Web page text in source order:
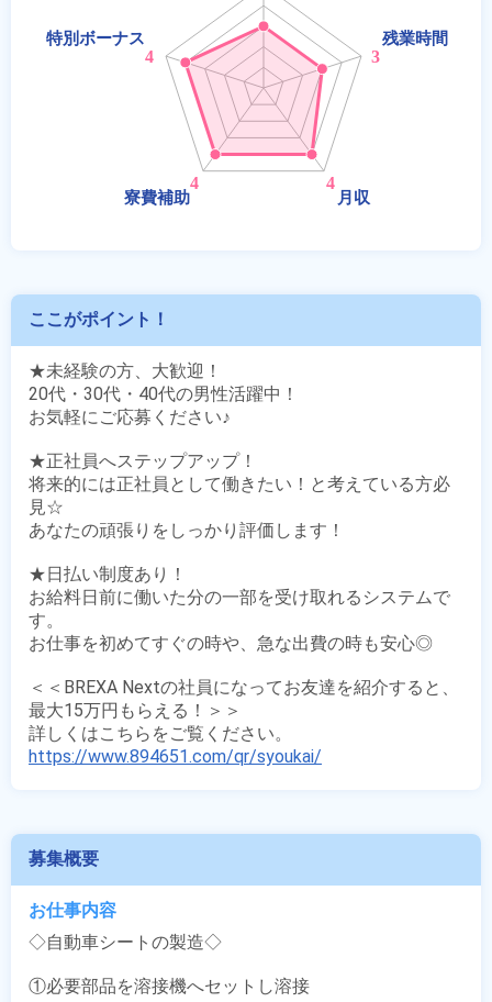
ここがポイント！
★未経験の方、大歓迎！
20代・30代・40代の男性活躍中！
お気軽にご応募ください♪
★正社員へステップアップ！
将来的には正社員として働きたい！と考えている方必
見☆
あなたの頑張りをしっかり評価します！
★日払い制度あり！
お給料日前に働いた分の一部を受け取れるシステムで
す。
お仕事を初めてすぐの時や、急な出費の時も安心◎
＜＜BREXA Nextの社員になってお友達を紹介すると、
最大15万円もらえる！＞＞
https://www.894651.com/qr/syoukai/
募集概要
お仕事内容
◇自動車シートの製造◇
①必要部品を溶接機へセットし溶接